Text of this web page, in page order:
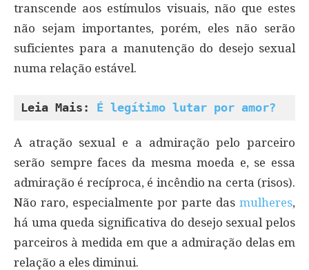
transcende aos estímulos visuais, não que estes
não sejam importantes, porém, eles não serão
suficientes para a manutenção do desejo sexual
numa relação estável.
Leia Mais: É legítimo lutar por amor?
A atração sexual e a admiração pelo parceiro
serão sempre faces da mesma moeda e, se essa
admiração é recíproca, é incêndio na certa (risos).
Não raro, especialmente por parte das mulheres,
há uma queda significativa do desejo sexual pelos
parceiros à medida em que a admiração delas em
relação a eles diminui.